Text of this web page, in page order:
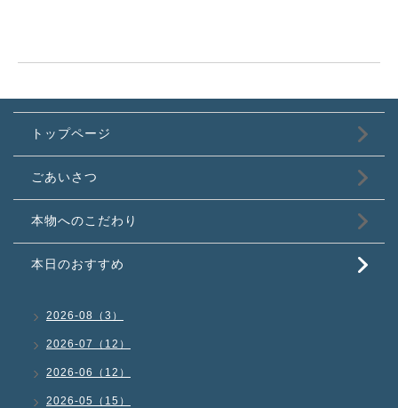
トップページ
ごあいさつ
本物へのこだわり
本日のおすすめ
2026-08（3）
2026-07（12）
2026-06（12）
2026-05（15）